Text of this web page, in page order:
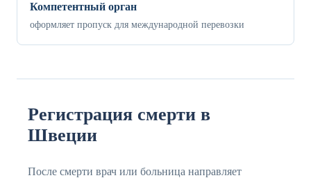
Компетентный орган
оформляет пропуск для международной перевозки
Регистрация смерти в
Швеции
После смерти врач или больница направляет